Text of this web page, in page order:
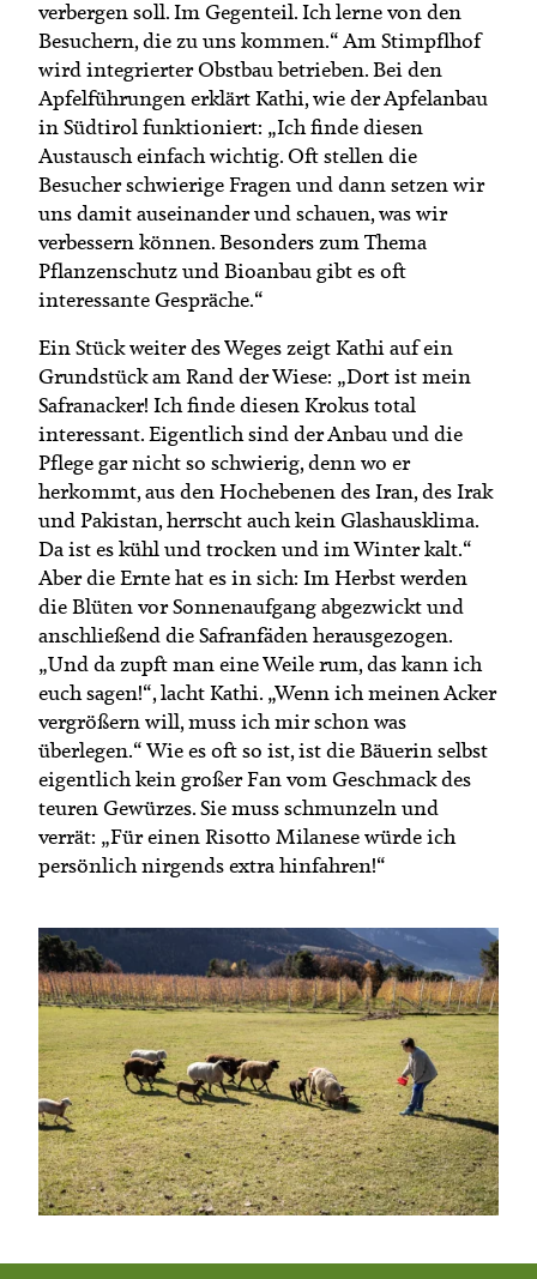
verbergen soll. Im Gegenteil. Ich lerne von den
Besuchern, die zu uns kommen.“ Am Stimpflhof
wird integrierter Obstbau betrieben. Bei den
Apfelführungen erklärt Kathi, wie der Apfelanbau
in Südtirol funktioniert: „Ich finde diesen
Austausch einfach wichtig. Oft stellen die
Besucher schwierige Fragen und dann setzen wir
uns damit auseinander und schauen, was wir
verbessern können. Besonders zum Thema
Pflanzenschutz und Bioanbau gibt es oft
interessante Gespräche.“
Ein Stück weiter des Weges zeigt Kathi auf ein
Grundstück am Rand der Wiese: „Dort ist mein
Safranacker! Ich finde diesen Krokus total
interessant. Eigentlich sind der Anbau und die
Pflege gar nicht so schwierig, denn wo er
herkommt, aus den Hochebenen des Iran, des Irak
und Pakistan, herrscht auch kein Glashausklima.
Da ist es kühl und trocken und im Winter kalt.“
Aber die Ernte hat es in sich: Im Herbst werden
die Blüten vor Sonnenaufgang abgezwickt und
anschließend die Safranfäden herausgezogen.
„Und da zupft man eine Weile rum, das kann ich
euch sagen!“, lacht Kathi. „Wenn ich meinen Acker
vergrößern will, muss ich mir schon was
überlegen.“ Wie es oft so ist, ist die Bäuerin selbst
eigentlich kein großer Fan vom Geschmack des
teuren Gewürzes. Sie muss schmunzeln und
verrät: „Für einen Risotto Milanese würde ich
persönlich nirgends extra hinfahren!“